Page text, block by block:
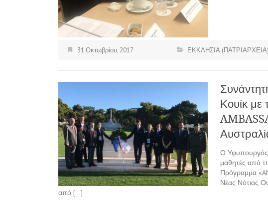
31 Οκτωβρίου, 2017 ΕΚΚΛΗΣΙΑ (ΠΑΤΡΙΑΡΧΕΙΑ)
Κουίκ με
Ο Υφυπουργός
μαθητές από
Πρόγραμμα
Νέας Νότιας
από […]